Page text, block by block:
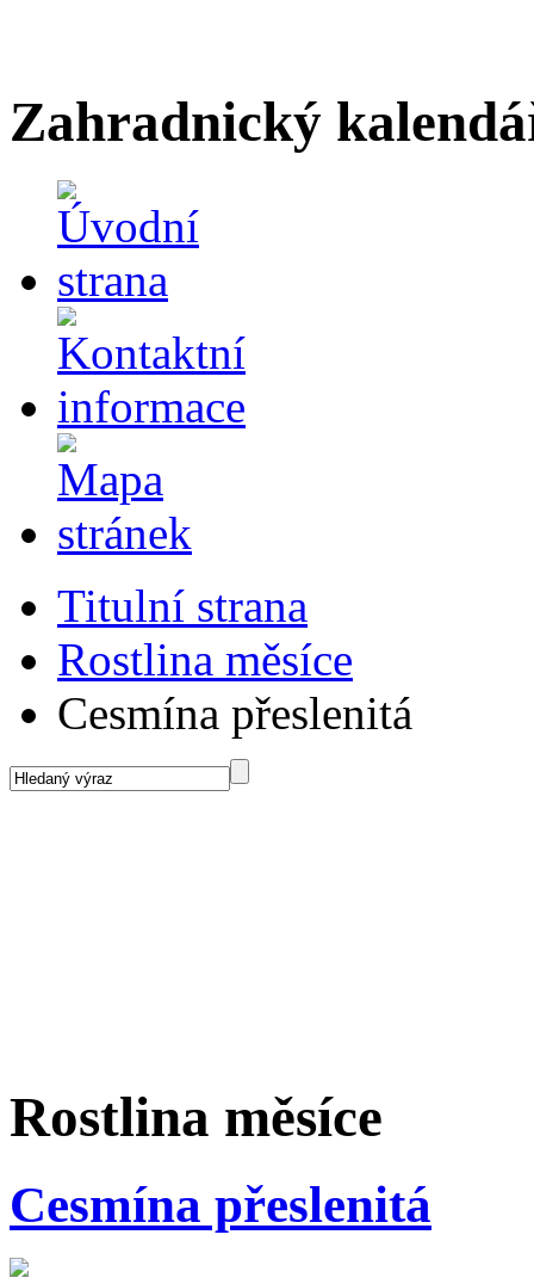
Zahradnický
Titulní strana
Rostlina měsíce
Cesmína přeslenitá
Rostlina měsíce
Cesmína přeslenitá